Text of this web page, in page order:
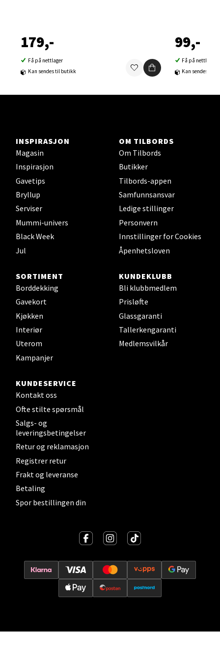
179,-
Få på nettlager
Kan sendes til butikk
99,-
Få på nettlager
Kan sendes til
INSPIRASJON
Magasin
Inspirasjon
Gavetips
Bryllup
Serviser
Mummi-univers
Black Week
Jul
OM TILBORDS
Om Tilbords
Butikker
Tilbords-appen
Samfunnsansvar
Ledige stillinger
Personvern
Innstillinger for Cookies
Åpenhetsloven
SORTIMENT
Borddekking
Gavekort
Kjøkken
Interiør
Uterom
Kampanjer
KUNDEKLUBB
Bli klubbmedlem
Prisløfte
Glassgaranti
Tallerkengaranti
Medlemsvilkår
KUNDESERVICE
Kontakt oss
Ofte stilte spørsmål
Salgs- og
leveringsbetingelser
Retur og reklamasjon
Registrer retur
Frakt og leveranse
Betaling
Spor bestillingen din
Sortland - Sortland Storsenter
Strangata 26, 8400 Sortland
0 i butikk
Steinkjer - Thon Senter Steinkjer
Sjøfartsgata 2, 7714 Steinkjer
Åpent i dag 10-18
0 i butikk
Leirvik - Stord
Torgbakken 2, 5401 Stord
Åpent i dag 10-15
0 i butikk
Oslo - Thon Senter Storo
Vitaminveien 7 - 9, 0485 Oslo
Åpent i dag 10-19
0 i butikk
Lillehammer - Strandtorget
Strandtorget, 2609 Lillehammer
Åpent i dag 09-18
0 i butikk